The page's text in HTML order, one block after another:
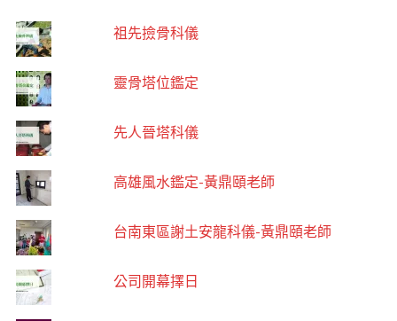
祖先撿骨科儀
靈骨塔位鑑定
先人晉塔科儀
高雄風水鑑定-黃鼎頤老師
台南東區謝土安龍科儀-黃鼎頤老師
公司開幕擇日